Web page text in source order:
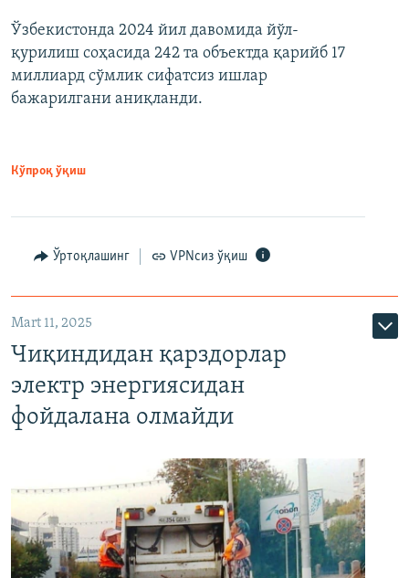
Ўзбекистонда 2024 йил давомида йўл-
қурилиш соҳасида 242 та объектда қарийб 17
миллиард сўмлик сифатсиз ишлар
бажарилгани аниқланди.
Кўпроқ ўқиш
Ўртоқлашинг VPNсиз ўқиш
Mart 11, 2025
Чиқиндидан қарздорлар
электр энергиясидан
фойдалана олмайди